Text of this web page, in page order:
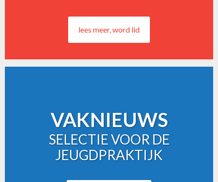
lees meer, word lid
VAKNIEUWS
SELECTIE VOOR DE
JEUGDPRAKTIJK